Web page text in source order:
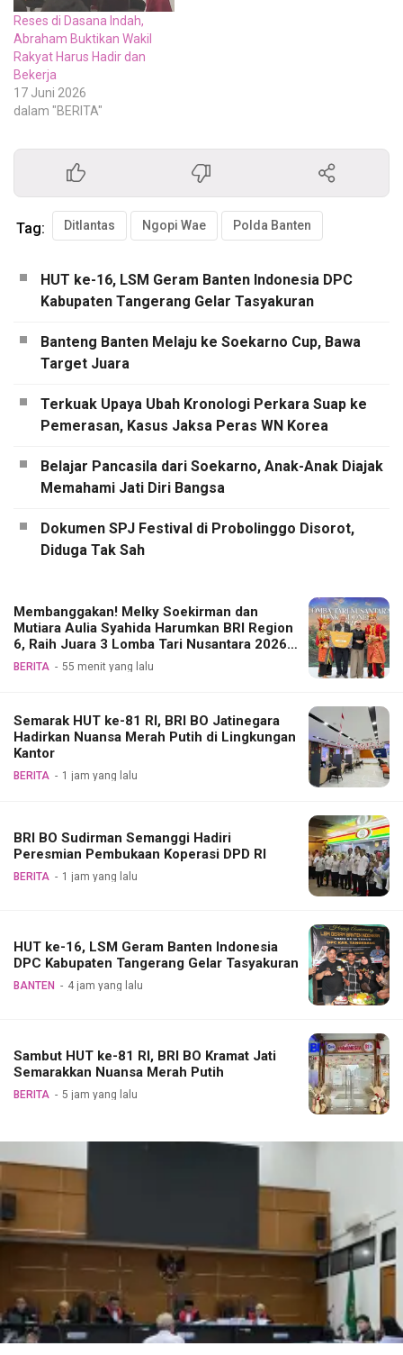
Reses di Dasana Indah,
Abraham Buktikan Wakil
Rakyat Harus Hadir dan
Bekerja
17 Juni 2026
dalam "BERITA"
Tag: Ditlantas Ngopi Wae Polda Banten
HUT ke-16, LSM Geram Banten Indonesia DPC
Kabupaten Tangerang Gelar Tasyakuran
Banteng Banten Melaju ke Soekarno Cup, Bawa
Target Juara
Terkuak Upaya Ubah Kronologi Perkara Suap ke
Pemerasan, Kasus Jaksa Peras WN Korea
Belajar Pancasila dari Soekarno, Anak-Anak Diajak
Memahami Jati Diri Bangsa
Dokumen SPJ Festival di Probolinggo Disorot,
Diduga Tak Sah
Membanggakan! Melky Soekirman dan
Mutiara Aulia Syahida Harumkan BRI Region
6, Raih Juara 3 Lomba Tari Nusantara 2026
Bank Indonesia
BERITA 55 menit yang lalu
Semarak HUT ke-81 RI, BRI BO Jatinegara
Hadirkan Nuansa Merah Putih di Lingkungan
Kantor
BERITA 1 jam yang lalu
BRI BO Sudirman Semanggi Hadiri
Peresmian Pembukaan Koperasi DPD RI
BERITA 1 jam yang lalu
HUT ke-16, LSM Geram Banten Indonesia
DPC Kabupaten Tangerang Gelar Tasyakuran
BANTEN 4 jam yang lalu
Sambut HUT ke-81 RI, BRI BO Kramat Jati
Semarakkan Nuansa Merah Putih
BERITA 5 jam yang lalu